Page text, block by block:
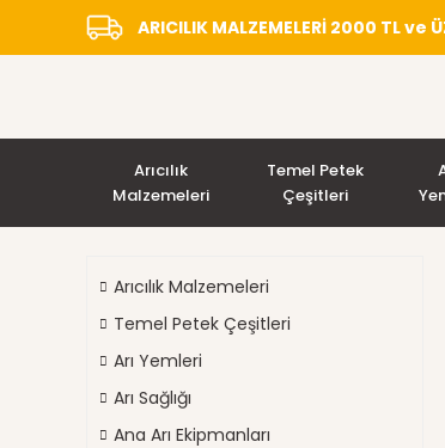
ARICILIK MALZEMELERİ 2000 TL ve
Arıcılık
Malzemeleri
Temel Petek
Çeşitleri
Arıcılık Malzemeleri
Temel Petek Çeşitleri
Arı Yemleri
Arı Sağlığı
Ana Arı Ekipmanları